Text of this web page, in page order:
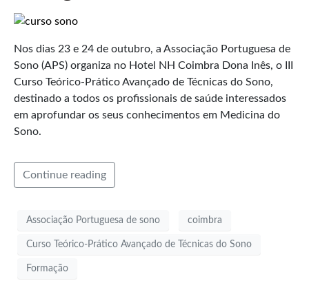
Nos dias 23 e 24 de outubro, a Associação Portuguesa de
Sono (APS) organiza no Hotel NH Coimbra Dona Inês, o III
Curso Teórico-Prático Avançado de Técnicas do Sono,
destinado a todos os profissionais de saúde interessados
em aprofundar os seus conhecimentos em Medicina do
Sono.
Continue reading
Associação Portuguesa de sono coimbra
Curso Teórico-Prático Avançado de Técnicas do Sono
Formação